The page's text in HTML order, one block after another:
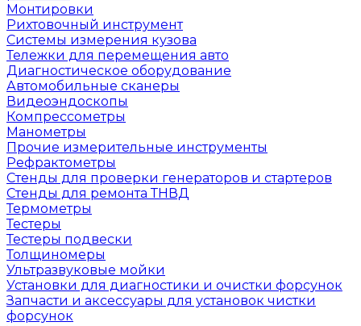
Монтировки
Рихтовочный инструмент
Системы измерения кузова
Тележки для перемещения авто
Диагностическое оборудование
Автомобильные сканеры
Видеоэндоскопы
Компрессометры
Манометры
Прочие измерительные инструменты
Рефрактометры
Стенды для проверки генераторов и стартеров
Стенды для ремонта ТНВД
Термометры
Тестеры
Тестеры подвески
Толщиномеры
Ультразвуковые мойки
Установки для диагностики и очистки форсунок
Запчасти и аксессуары для установок чистки
форсунок